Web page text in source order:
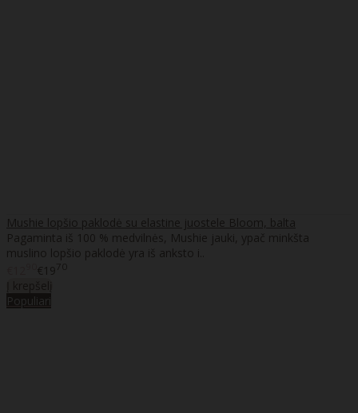
Mushie lopšio paklodė su elastine juostele Bloom, balta
Pagaminta iš 100 % medvilnės, Mushie jauki, ypač minkšta
muslino lopšio paklodė yra iš anksto i..
€19 70
Populiari